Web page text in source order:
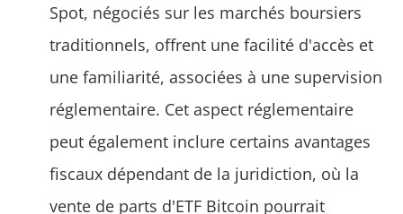
Spot, négociés sur les marchés boursiers
traditionnels, offrent une facilité d'accès et
une familiarité, associées à une supervision
réglementaire. Cet aspect réglementaire
peut également inclure certains avantages
fiscaux dépendant de la juridiction, où la
vente de parts d'ETF Bitcoin pourrait